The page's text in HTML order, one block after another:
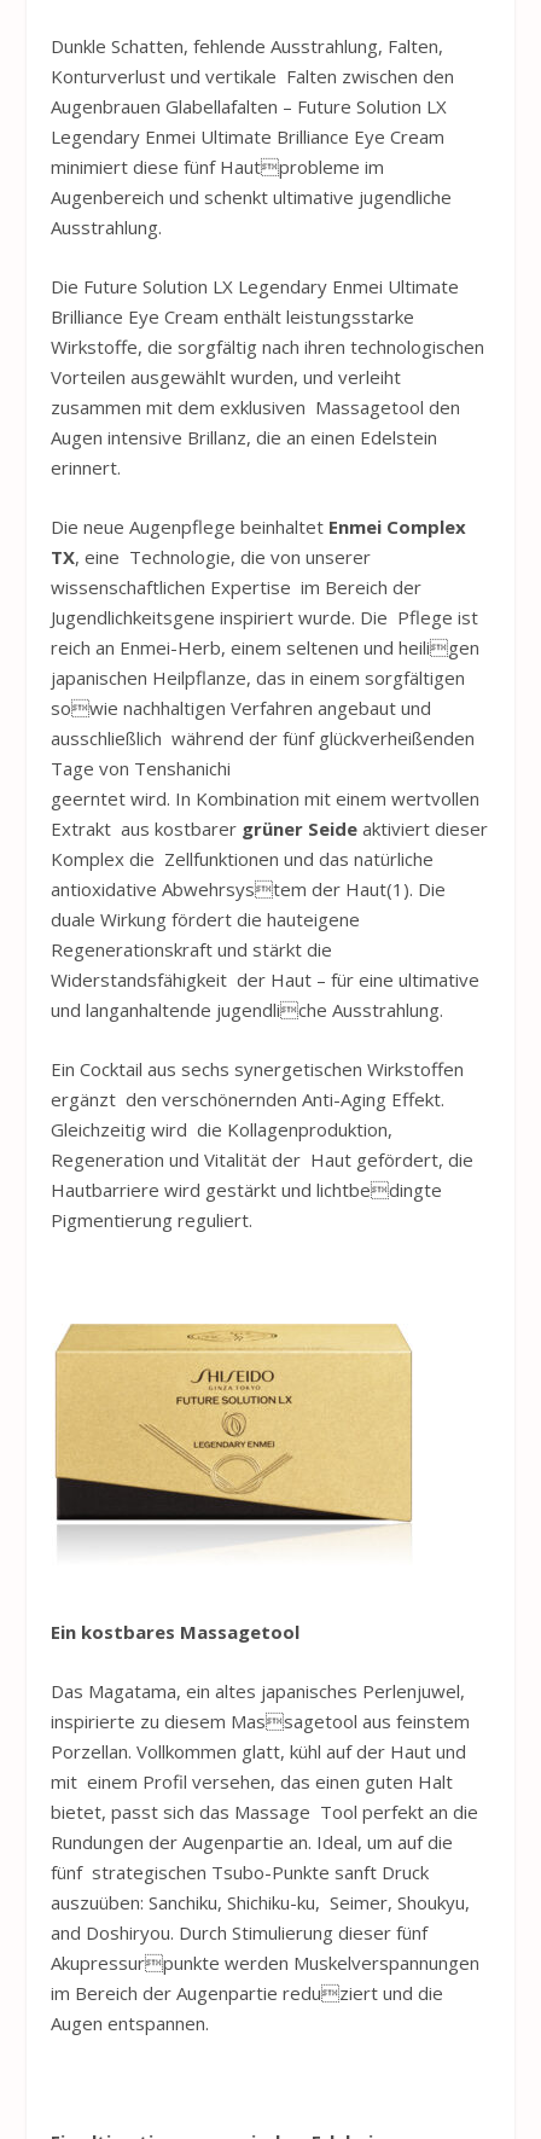
Dunkle Schatten, fehlende Ausstrahlung, Falten,
Konturverlust und vertikale Falten zwischen den
Augenbrauen Glabellafalten – Future Solution LX
Legendary Enmei Ultimate Brilliance Eye Cream
minimiert diese fünf Hautprobleme im
Augenbereich und schenkt ultimative jugendliche
Ausstrahlung.
Die Future Solution LX Legendary Enmei Ultimate
Brilliance Eye Cream enthält leistungsstarke
Wirkstoffe, die sorgfältig nach ihren technologischen
Vorteilen ausgewählt wurden, und verleiht
zusammen mit dem exklusiven Massagetool den
Augen intensive Brillanz, die an einen Edelstein
erinnert.
Die neue Augenpflege beinhaltet Enmei Complex
TX, eine Technologie, die von unserer
wissenschaftlichen Expertise im Bereich der
Jugendlichkeitsgene inspiriert wurde. Die Pflege ist
reich an Enmei-Herb, einem seltenen und heiligen
japanischen Heilpflanze, das in einem sorgfältigen
sowie nachhaltigen Verfahren angebaut und
ausschließlich während der fünf glückverheißenden
Tage von Tenshanichi
geerntet wird. In Kombination mit einem wertvollen
Extrakt aus kostbarer grüner Seide aktiviert dieser
Komplex die Zellfunktionen und das natürliche
antioxidative Abwehrsystem der Haut(1). Die
duale Wirkung fördert die hauteigene
Regenerationskraft und stärkt die
Widerstandsfähigkeit der Haut – für eine ultimative
und langanhaltende jugendliche Ausstrahlung.
Ein Cocktail aus sechs synergetischen Wirkstoffen
ergänzt den verschönernden Anti-Aging Effekt.
Gleichzeitig wird die Kollagenproduktion,
Regeneration und Vitalität der Haut gefördert, die
Hautbarriere wird gestärkt und lichtbedingte
Pigmentierung reguliert.
Ein kostbares Massagetool
Das Magatama, ein altes japanisches Perlenjuwel,
inspirierte zu diesem Massagetool aus feinstem
Porzellan. Vollkommen glatt, kühl auf der Haut und
mit einem Profil versehen, das einen guten Halt
bietet, passt sich das Massage Tool perfekt an die
Rundungen der Augenpartie an. Ideal, um auf die
fünf strategischen Tsubo-Punkte sanft Druck
auszuüben: Sanchiku, Shichiku-ku, Seimer, Shoukyu,
and Doshiryou. Durch Stimulierung dieser fünf
Akupressurpunkte werden Muskelverspannungen
im Bereich der Augenpartie reduziert und die
Augen entspannen.